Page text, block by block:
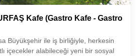
Kafe (Gastro Kafe - Gastro
Büyükşehir ile iş birliğiyle, herkesin
içecekler alabileceği yeni bir sosyal